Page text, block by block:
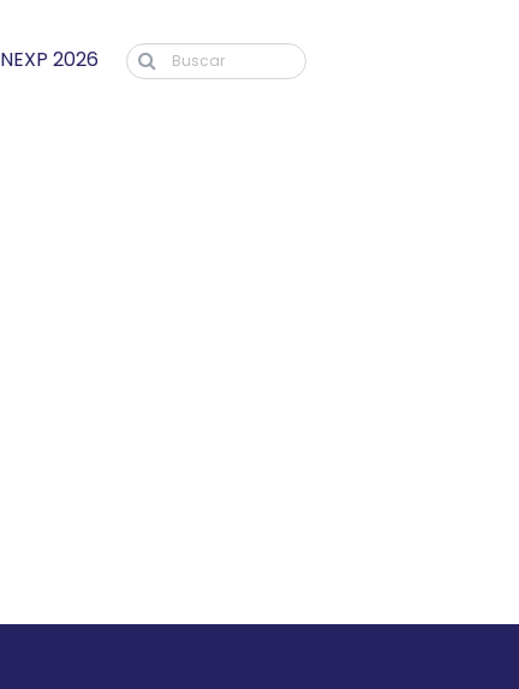
NEXP 2026